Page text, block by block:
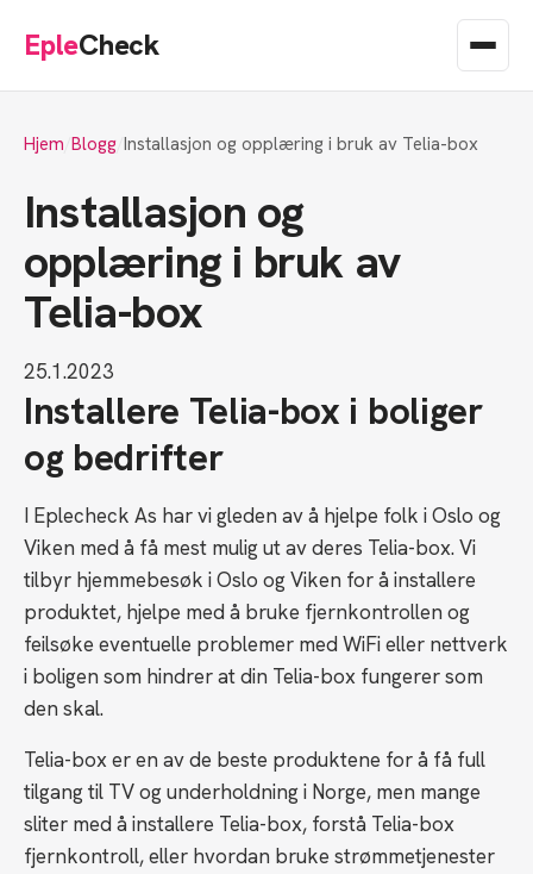
EpleCheck
Hjem Blogg Installasjon og opplæring i bruk av Telia-box
Installasjon og
opplæring i bruk av
Telia-box
25.1.2023
Installere Telia-box i boliger
og bedrifter
I Eplecheck As har vi gleden av å hjelpe folk i Oslo og
Viken med å få mest mulig ut av deres Telia-box. Vi
tilbyr hjemmebesøk i Oslo og Viken for å installere
produktet, hjelpe med å bruke fjernkontrollen og
feilsøke eventuelle problemer med WiFi eller nettverk
i boligen som hindrer at din Telia-box fungerer som
den skal.
Telia-box er en av de beste produktene for å få full
tilgang til TV og underholdning i Norge, men mange
sliter med å installere Telia-box, forstå Telia-box
fjernkontroll, eller hvordan bruke strømmetjenester